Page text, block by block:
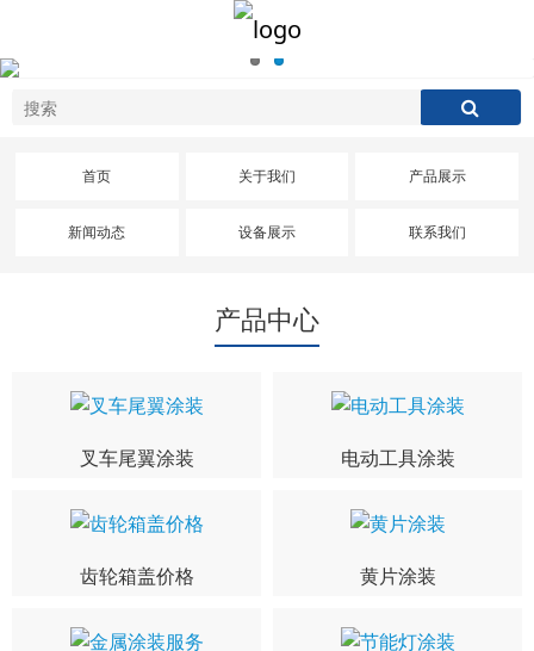
首页 关于我们 产品展示
新闻动态 设备展示 联系我们
产品中心
叉车尾翼涂装 电动工具涂装
齿轮箱盖价格 黄片涂装